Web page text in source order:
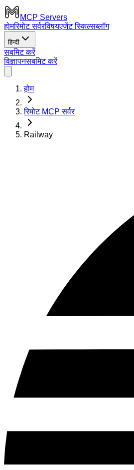
MCP Servers
होमरिमोट सर्वरविषयएजेंट स्किल्सब्लॉग
हिन्दी
सबमिट करें
विज्ञापनसबमिट करें
होम
रिमोट MCP सर्वर
Railway